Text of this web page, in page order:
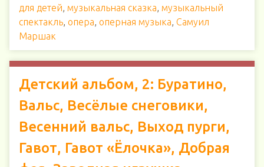
для детей, музыкальная сказка, музыкальный
спектакль, опера, оперная музыка, Самуил
Маршак
Детский альбом, 2: Буратино,
Вальс, Весёлые снеговики,
Весенний вальс, Выход пурги,
Гавот, Гавот «Ёлочка», Добрая